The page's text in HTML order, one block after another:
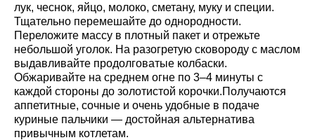
лук, чеснок, яйцо, молоко, сметану, муку и специи.
Тщательно перемешайте до однородности.
Переложите массу в плотный пакет и отрежьте
небольшой уголок. На разогретую сковороду с маслом
выдавливайте продолговатые колбаски.
Обжаривайте на среднем огне по 3–4 минуты с
каждой стороны до золотистой корочки.Получаются
аппетитные, сочные и очень удобные в подаче
куриные пальчики — достойная альтернатива
привычным котлетам.